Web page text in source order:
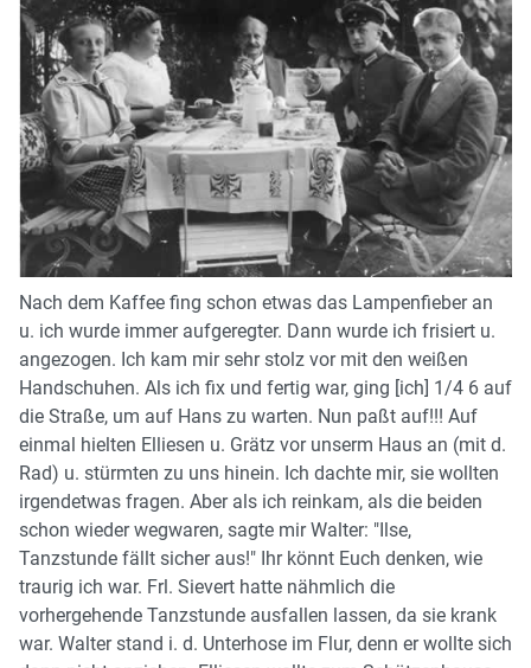
Nach dem Kaffee fing schon etwas das Lampenfieber an
u. ich wurde immer aufgeregter. Dann wurde ich frisiert u.
angezogen. Ich kam mir sehr stolz vor mit den weißen
Handschuhen. Als ich fix und fertig war, ging [ich] 1/4 6 auf
die Straße, um auf Hans zu warten. Nun paßt auf!!! Auf
einmal hielten Elliesen u. Grätz vor unserm Haus an (mit d.
Rad) u. stürmten zu uns hinein. Ich dachte mir, sie wollten
irgendetwas fragen. Aber als ich reinkam, als die beiden
schon wieder wegwaren, sagte mir Walter: "Ilse,
Tanzstunde fällt sicher aus!" Ihr könnt Euch denken, wie
traurig ich war. Frl. Sievert hatte nähmlich die
vorhergehende Tanzstunde ausfallen lassen, da sie krank
war. Walter stand i. d. Unterhose im Flur, denn er wollte sich